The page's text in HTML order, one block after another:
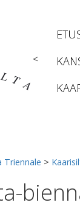
<
Triennale >